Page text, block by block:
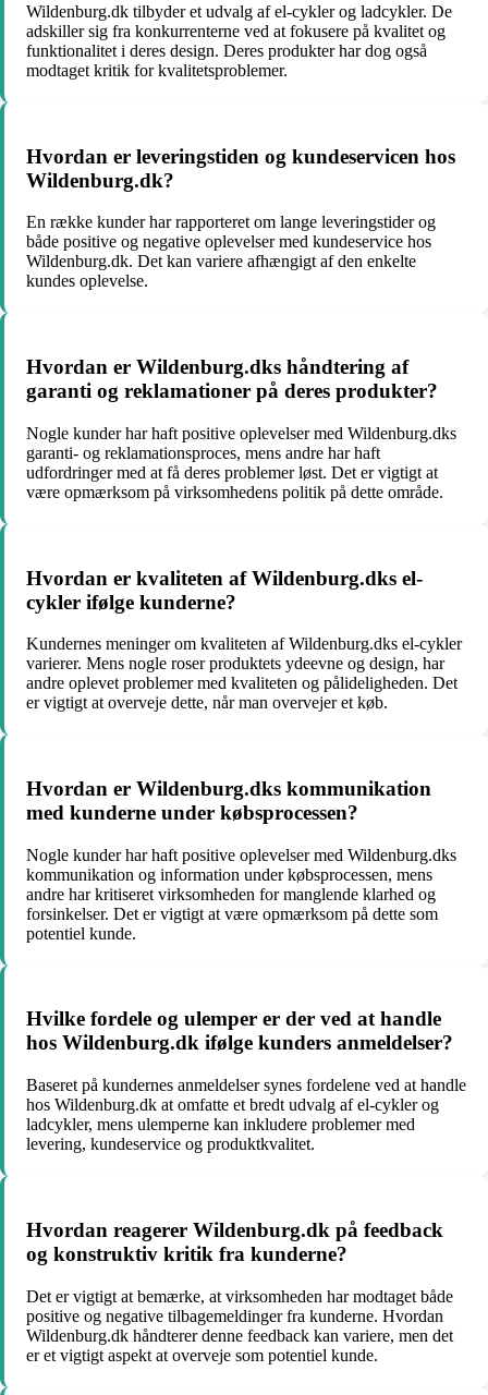
Wildenburg.dk tilbyder et udvalg af el-cykler og ladcykler. De
adskiller sig fra konkurrenterne ved at fokusere på kvalitet og
funktionalitet i deres design. Deres produkter har dog også
modtaget kritik for kvalitetsproblemer.
Hvordan er leveringstiden og kundeservicen hos
Wildenburg.dk?
En række kunder har rapporteret om lange leveringstider og
både positive og negative oplevelser med kundeservice hos
Wildenburg.dk. Det kan variere afhængigt af den enkelte
kundes oplevelse.
Hvordan er Wildenburg.dks håndtering af
garanti og reklamationer på deres produkter?
Nogle kunder har haft positive oplevelser med Wildenburg.dks
garanti- og reklamationsproces, mens andre har haft
udfordringer med at få deres problemer løst. Det er vigtigt at
være opmærksom på virksomhedens politik på dette område.
Hvordan er kvaliteten af Wildenburg.dks el-
cykler ifølge kunderne?
Kundernes meninger om kvaliteten af Wildenburg.dks el-cykler
varierer. Mens nogle roser produktets ydeevne og design, har
andre oplevet problemer med kvaliteten og pålideligheden. Det
er vigtigt at overveje dette, når man overvejer et køb.
Hvordan er Wildenburg.dks kommunikation
med kunderne under købsprocessen?
Nogle kunder har haft positive oplevelser med Wildenburg.dks
kommunikation og information under købsprocessen, mens
andre har kritiseret virksomheden for manglende klarhed og
forsinkelser. Det er vigtigt at være opmærksom på dette som
potentiel kunde.
Hvilke fordele og ulemper er der ved at handle
hos Wildenburg.dk ifølge kunders anmeldelser?
Baseret på kundernes anmeldelser synes fordelene ved at handle
hos Wildenburg.dk at omfatte et bredt udvalg af el-cykler og
ladcykler, mens ulemperne kan inkludere problemer med
levering, kundeservice og produktkvalitet.
Hvordan reagerer Wildenburg.dk på feedback
og konstruktiv kritik fra kunderne?
Det er vigtigt at bemærke, at virksomheden har modtaget både
positive og negative tilbagemeldinger fra kunderne. Hvordan
Wildenburg.dk håndterer denne feedback kan variere, men det
er et vigtigt aspekt at overveje som potentiel kunde.